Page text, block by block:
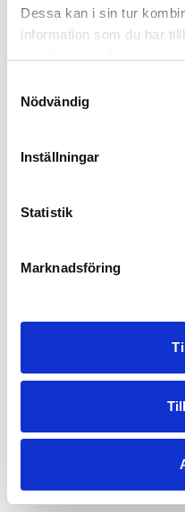
Dessa kan i sin tur
information som du har
Nödvändig
Inställningar
Statistik
Marknadsföring